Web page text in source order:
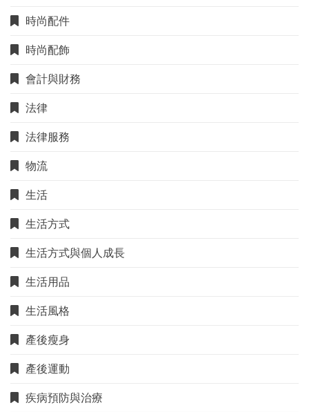
時尚配件
時尚配飾
會計與財務
法律
法律服務
物流
生活
生活方式
生活方式與個人成長
生活用品
生活風格
產後瘦身
產後運動
疾病預防與治療